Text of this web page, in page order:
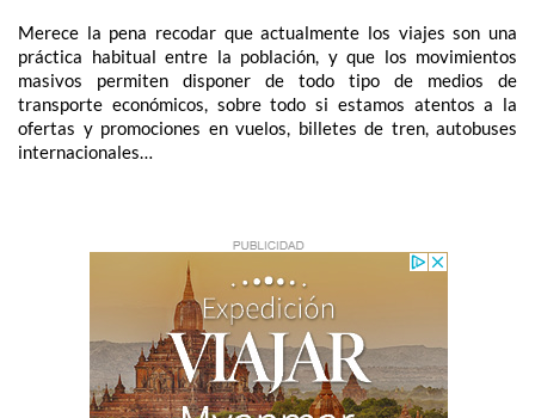
Merece la pena recodar que actualmente los viajes son una
práctica habitual entre la población, y que los movimientos
masivos permiten disponer de todo tipo de medios de
transporte económicos, sobre todo si estamos atentos a la
ofertas y promociones en vuelos, billetes de tren, autobuses
internacionales…